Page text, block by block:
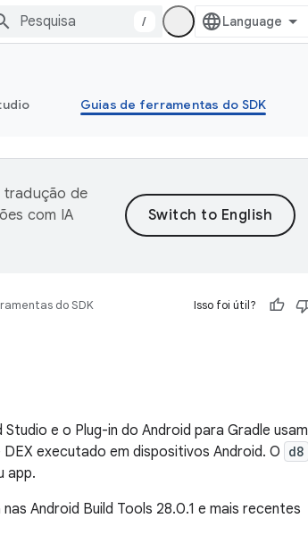
/
Guias de ferramentas do SDK
tradução de
com IA
do SDK Isso foi útil?
e o Plug-in do Android para Gradle usam
executado em dispositivos Android. O d8
app.
Android Build Tools 28.0.1 e mais recentes